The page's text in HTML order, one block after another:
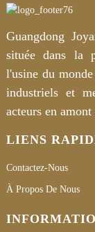
Guangdong
située dans la
l'usine du
industriels et
acteurs en
LIENS
Contactez-Nous
À Propos De Nous